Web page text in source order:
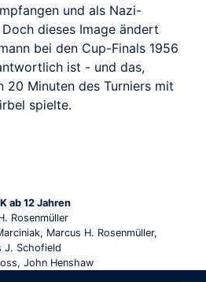
und als Nazi-
dieses Image ändert
bei den Cup-Finals 1956
ist - und das,
Minuten des Turniers mit
spielte.
ab 12 Jahren
Rosenmüller
Marcus H. Rosenmüller,
J. Schofield
John Henshaw